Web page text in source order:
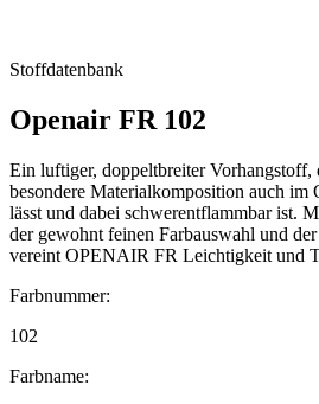
Stoffdatenbank
Openair FR 102
Ein luftiger, doppeltbreiter Vorhangstoff,
besondere Materialkomposition auch im
lässt und dabei schwerentflammbar ist.
der gewohnt feinen Farbauswahl und
vereint OPENAIR FR Leichtigkeit und
Farbnummer:
102
Farbname: